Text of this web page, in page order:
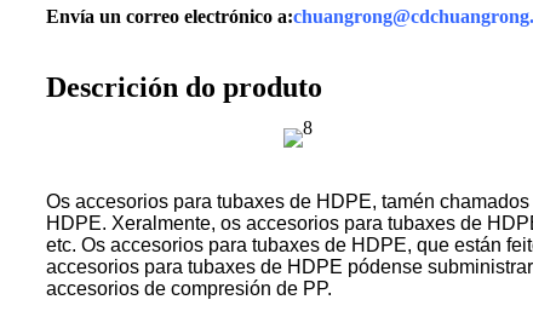
Envía un correo electrónico a:
Descrición do produto
Os accesorios para tubaxes de HDPE, tamén
HDPE. Xeralmente, os accesorios para tubaxes de
etc. Os accesorios para tubaxes de HDPE, que están
accesorios para tubaxes de HDPE pódense
accesorios de compresión de PP.